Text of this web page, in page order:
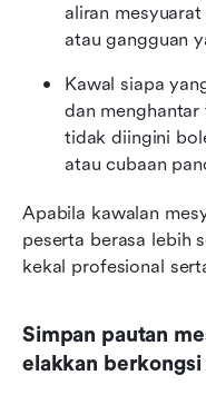
aliran
atau gangguan
Kawal siapa
dan
tidak diingini
atau cubaan
Apabila kawalan
peserta berasa lebih
kekal profesional
Simpan pautan
elakkan